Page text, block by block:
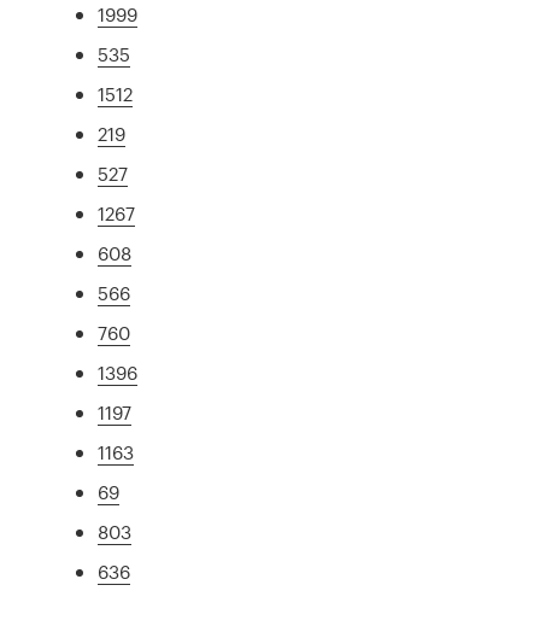
1999
535
1512
219
527
1267
608
566
760
1396
1197
1163
69
803
636